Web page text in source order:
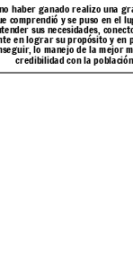
haber ganado realizo una
comprendió y se puso en el
sus necesidades,
en lograr su propósito y en
lo manejo de la mejor
credibilidad con la población.